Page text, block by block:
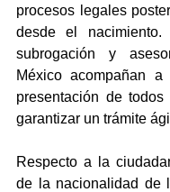
procesos legales
desde el
subrogación y
México acompañan
presentación de
garantizar un trámite
Respecto a la
de la nacionalidad de